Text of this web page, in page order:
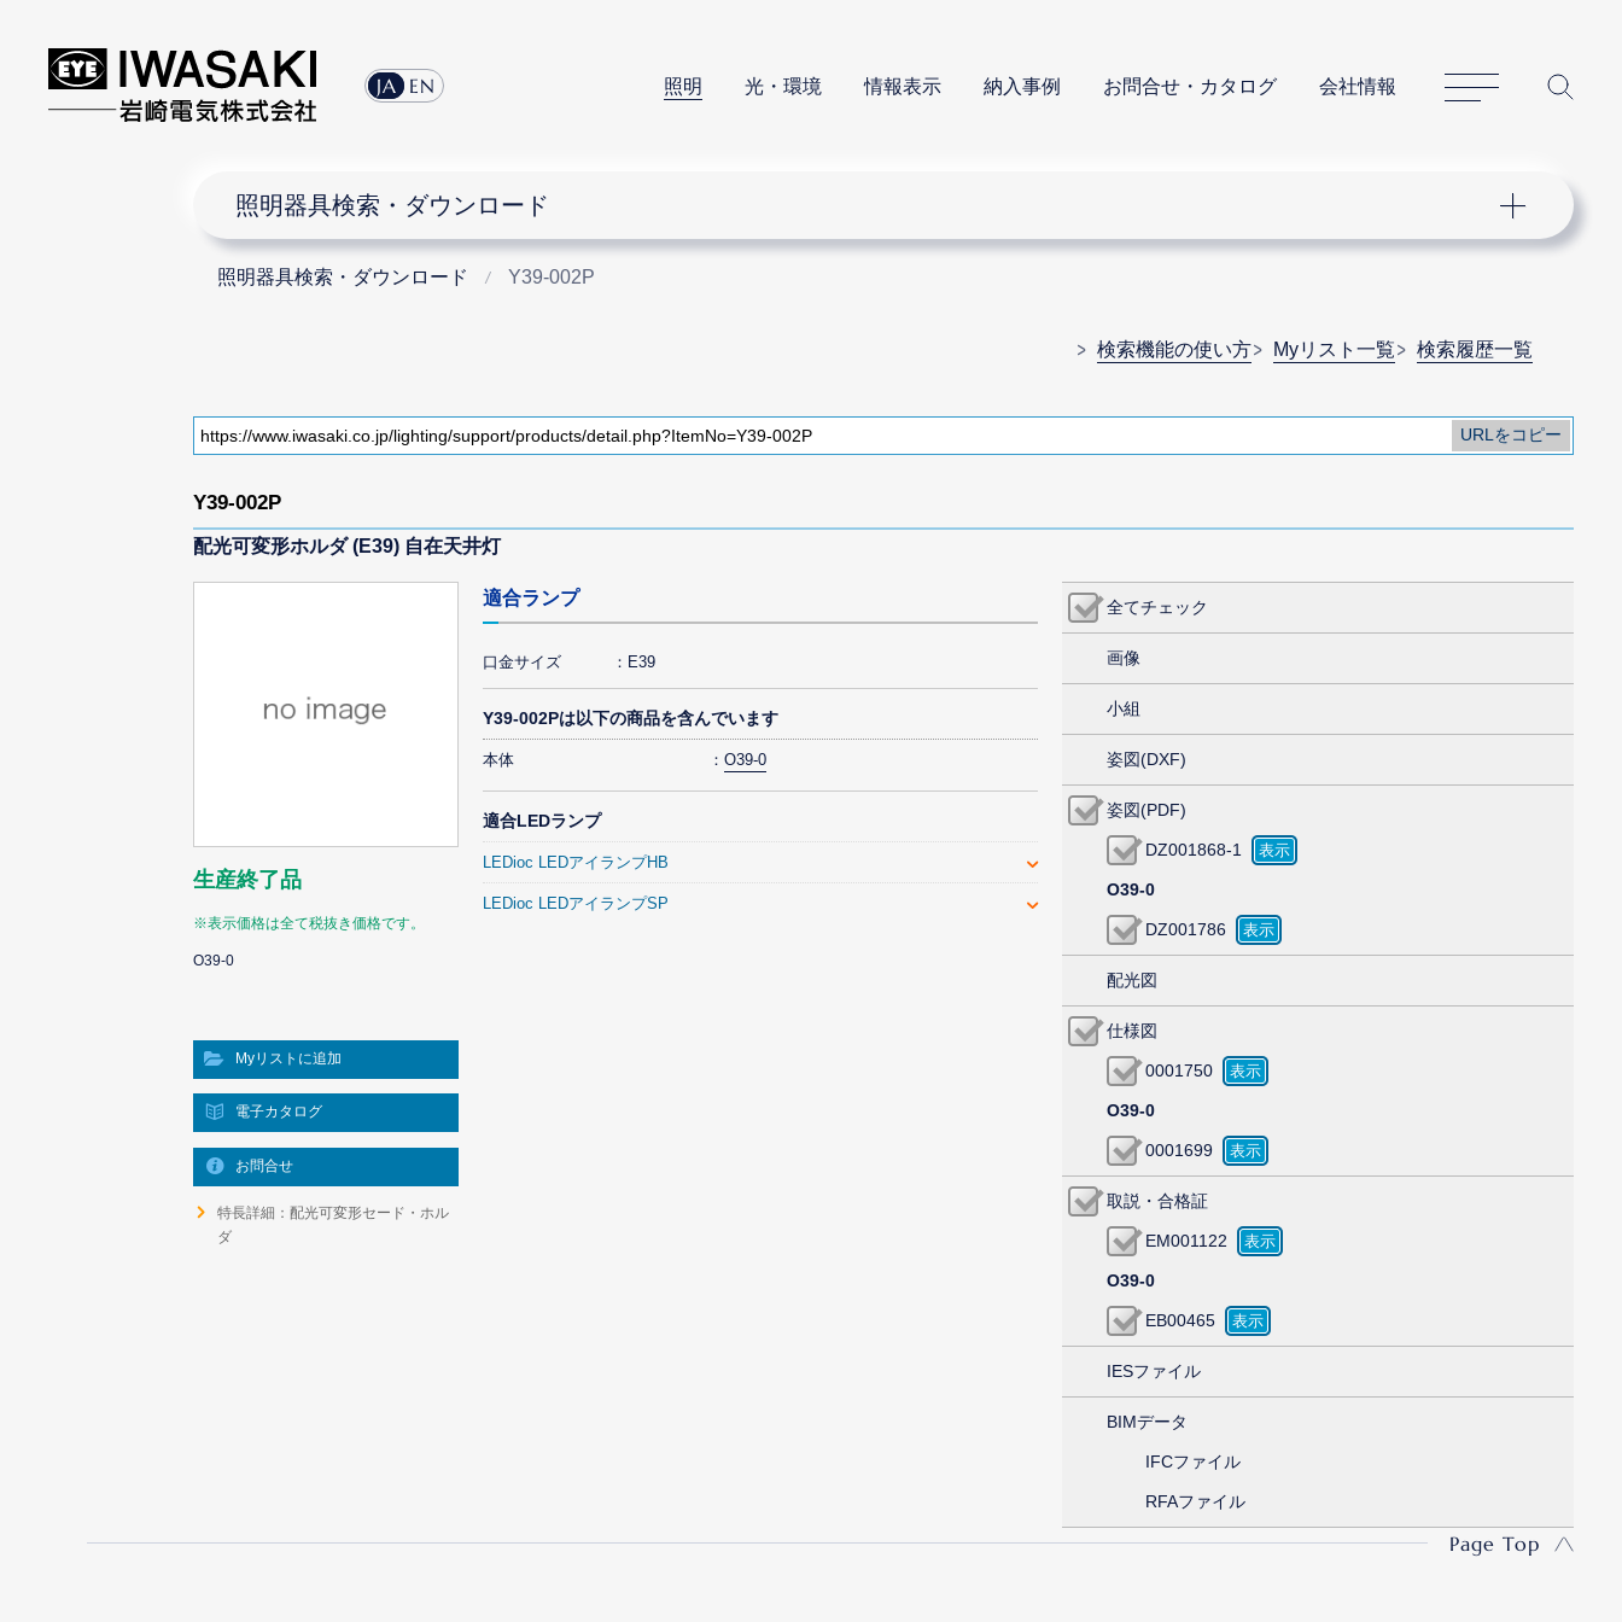
JA EN 照明 光・環境 情報表示 納入事例 お問合せ・カタログ 会社情報
サイトマップ
照明器具検索・ダウンロード
照明器具検索・ダウンロード Y39-002P
検索機能の使い方 Myリスト一覧 検索履歴一覧
Y39-002P
配光可変形ホルダ (E39) 自在天井灯
生産終了品
※表示価格は全て税抜き価格です。
O39-0
Myリストに追加
電子カタログ
お問合せ
特長詳細：配光可変形セード・ホル
ダ
全てチェック
画像
小組
姿図(DXF)
姿図(PDF)
DZ001868-1
O39-0
DZ001786
配光図
仕様図
0001750
O39-0
0001699
取説・合格証
EM001122
O39-0
EB00465
IESファイル
BIMデータ
IFCファイル
RFAファイル
適合ランプ
口金サイズ E39
Y39-002Pは以下の商品を含んでいます
本体 O39-0
適合LEDランプ
LEDioc LEDアイランプHB
LEDioc LEDアイランプSP
Page Top